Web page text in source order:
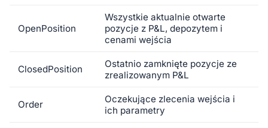
OpenPosition
Wszystkie aktualnie otwarte
pozycje z P&L, depozytem i
cenami wejścia
ClosedPosition
Ostatnio zamknięte pozycje ze
zrealizowanym P&L
Order
Oczekujące zlecenia wejścia i
ich parametry